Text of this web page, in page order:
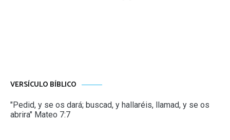
VERSÍCULO BÍBLICO
"Pedid, y se os dará; buscad, y hallaréis, llamad, y se os
abrira" Mateo 7:7